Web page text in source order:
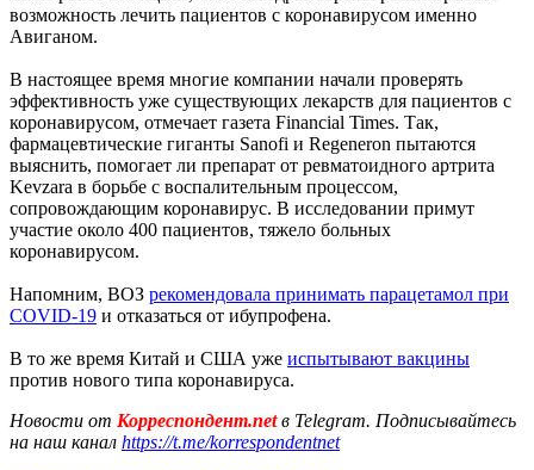
возможность лечить пациентов с коронавирусом именно
Авиганом.
В настоящее время многие компании начали проверять
эффективность уже существующих лекарств для пациентов с
коронавирусом, отмечает газета Financial Times. Так,
фармацевтические гиганты Sanofi и Regeneron пытаются
выяснить, помогает ли препарат от ревматоидного артрита
Kevzara в борьбе с воспалительным процессом,
сопровождающим коронавирус. В исследовании примут
участие около 400 пациентов, тяжело больных
коронавирусом.
Напомним, ВОЗ рекомендовала принимать парацетамол при
COVID-19 и отказаться от ибупрофена.
В то же время Китай и США уже испытывают вакцины
против нового типа коронавируса.
Новости от Корреспондент.netв Telegram. Подписывайтесь
на наш канал https://t.me/korrespondentnet